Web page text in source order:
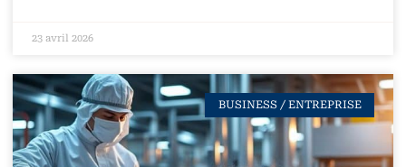
23 avril 2026
BUSINESS / ENTREPRISE